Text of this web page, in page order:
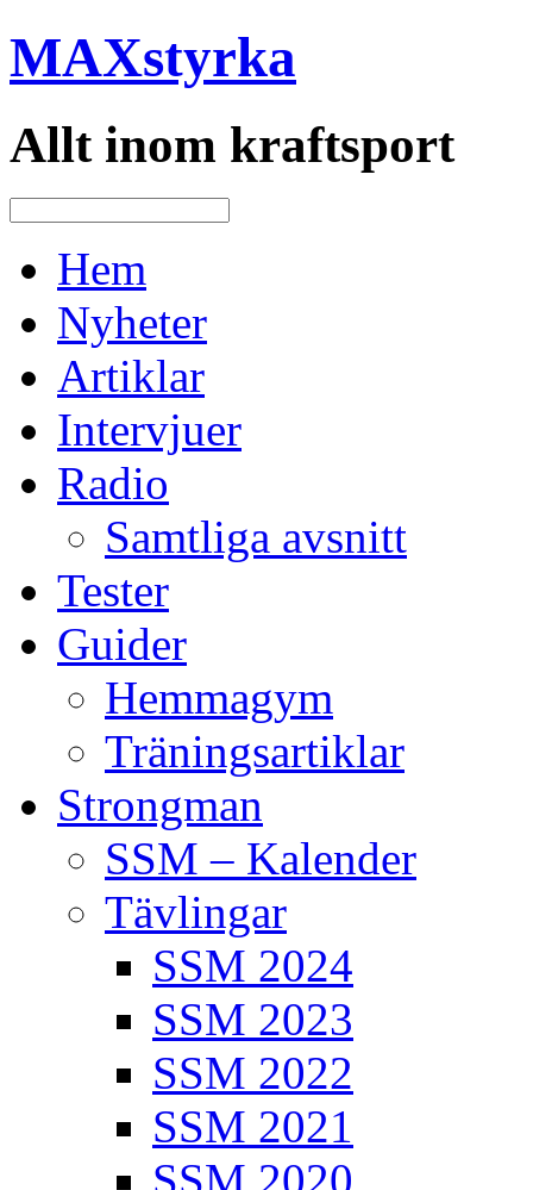
MAXstyrka
Allt inom kraftsport
Hem
Nyheter
Artiklar
Intervjuer
Radio
Samtliga avsnitt
Tester
Guider
Hemmagym
Träningsartiklar
Strongman
SSM – Kalender
Tävlingar
SSM 2024
SSM 2023
SSM 2022
SSM 2021
SSM 2020